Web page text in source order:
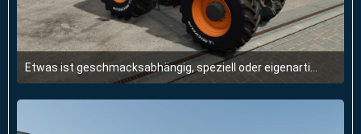
14. Mai 2026 um 09:01
1